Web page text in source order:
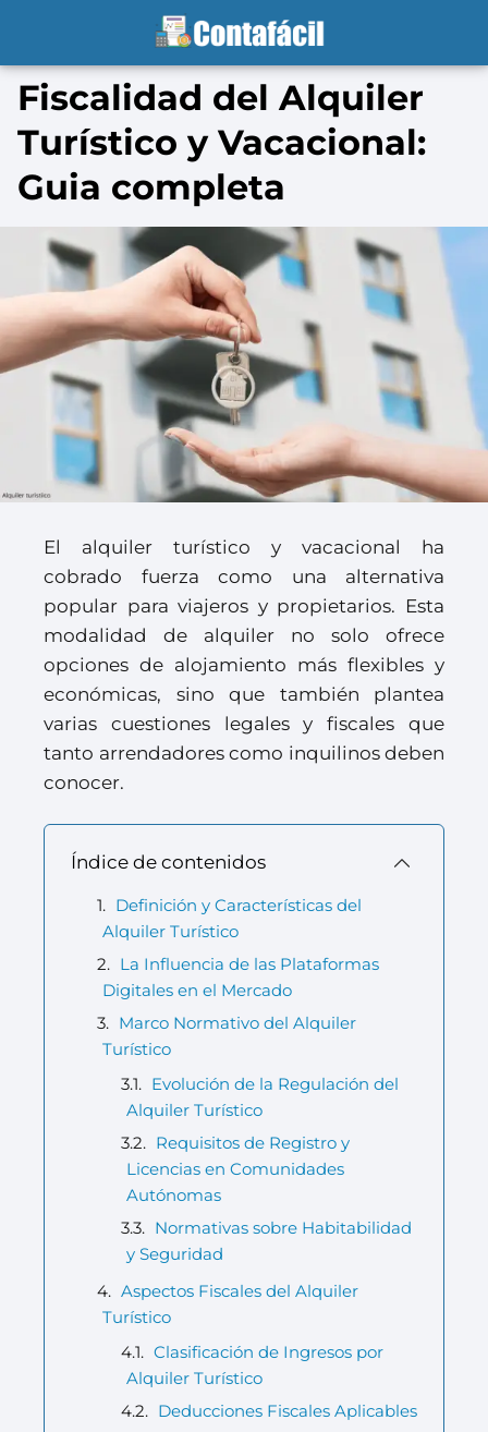
Fiscalidad del Alquiler
Turístico y Vacacional:
Guia completa
El alquiler turístico y vacacional ha
cobrado fuerza como una alternativa
popular para viajeros y propietarios. Esta
modalidad de alquiler no solo ofrece
opciones de alojamiento más flexibles y
económicas, sino que también plantea
varias cuestiones legales y fiscales que
tanto arrendadores como inquilinos deben
conocer.
Índice de contenidos
Definición y Características del
Alquiler Turístico
La Influencia de las Plataformas
Digitales en el Mercado
Marco Normativo del Alquiler
Turístico
Evolución de la Regulación del
Alquiler Turístico
Requisitos de Registro y
Licencias en Comunidades
Autónomas
Normativas sobre Habitabilidad
y Seguridad
Aspectos Fiscales del Alquiler
Turístico
Clasificación de Ingresos por
Alquiler Turístico
Deducciones Fiscales Aplicables